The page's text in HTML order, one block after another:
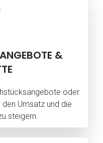
&
oder
Umsatz und die
steigern.